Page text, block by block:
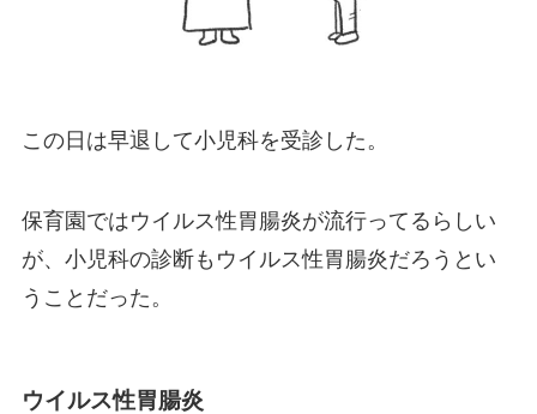
この日は早退して小児科を受診した。
保育園ではウイルス性胃腸炎が流行ってるらしい
が、小児科の診断もウイルス性胃腸炎だろうとい
うことだった。
ウイルス性胃腸炎